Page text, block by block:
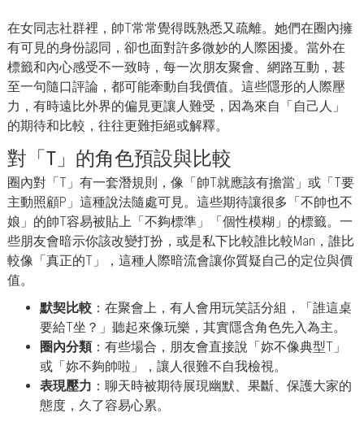
在女同志社群裡，帥T常常覺得既熟悉又疏離。她們在圈內擁
有可見的身份認同，卻也面對許多微妙的人際困擾。當外在
標籤和內心感受不一致時，每一次朋友聚會、網路互動，甚
至一句隨口評論，都可能牽動自我價值。這些隱形的人際壓
力，有時遠比外界的偏見更讓人難受，因為來自「自己人」
的期待和比較，往往更難拒絕或解釋。
對「T」的角色預設與比較
圈內對「T」有一套潛規則，像「帥T就應該有擔當」或「T要
主動照顧P」這種說法隨處可見。這些期待讓很多「不帥也不
娘」的帥T容易被貼上「不夠標準」「個性模糊」的標籤。一
些朋友會暗示你該改變打扮，或是私下比較誰比較Man，誰比
較像「真正的T」，這種人際暗流會讓你質疑自己的定位與價
值。
默契比較 ：在聚會上，有人會用玩笑話分組，「誰這桌
要給T坐？」聽起來像玩樂，其實隱含角色先入為主。
圈內分類：有些場合，朋友會直接說「妳不像典型T」
或「妳不夠帥啦」，讓人很難不自我檢視。
表現壓力 ：聊天時被期待展現幽默、果斷、保護大家的
態度，久了容易心累。